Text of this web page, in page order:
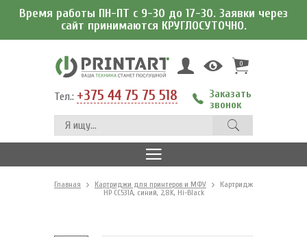
Время работы ПН-ПТ с 9-30 до 17-30. Заявки через
сайт принимаются КРУГЛОСУТОЧНО.
0
Тел.: +375 44 75 75 518
Заказать
звонок
Главная Картриджи для принтеров и МФУ
Картридж
HP CC531A, синий, 2,8K, Hi-Black